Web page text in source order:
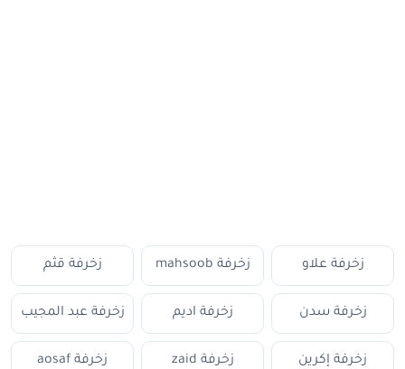
زخرفة علاو زخرفة mahsoob زخرفة قثم
زخرفة سدن زخرفة اديم زخرفة عبد المجيب
زخرفة إكرين زخرفة zaid زخرفة aosaf